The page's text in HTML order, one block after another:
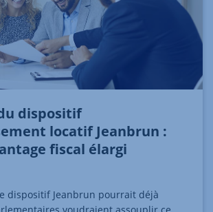
dispositif
locatif Jeanbrun :
fiscal élargi
dispositif Jeanbrun pourrait déjà